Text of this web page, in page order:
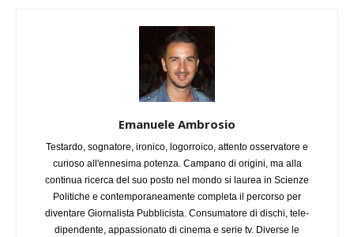
Emanuele Ambrosio
Testardo, sognatore, ironico, logorroico, attento osservatore e
curioso all'ennesima potenza. Campano di origini, ma alla
continua ricerca del suo posto nel mondo si laurea in Scienze
Politiche e contemporaneamente completa il percorso per
diventare Giornalista Pubblicista. Consumatore di dischi, tele-
dipendente, appassionato di cinema e serie tv. Diverse le